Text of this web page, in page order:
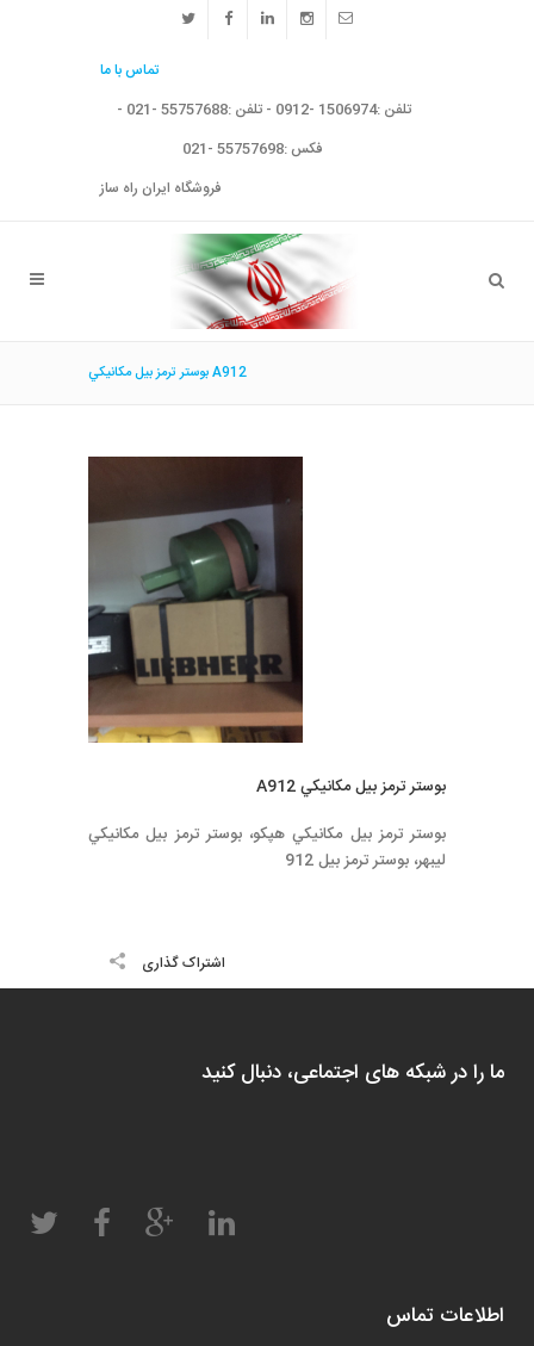
تماس با ما
تلفن :1506974 -0912 - تلفن :55757688 -021 -
فکس :55757698 -021
فروشگاه ایران راه ساز
بوستر ترمز بيل مكانيكي A912
بوستر ترمز بيل مكانيكي A912
بوستر ترمز بيل مكانيكي هپكو، بوستر ترمز بيل مكانيكي
ليبهر، بوستر ترمز بيل 912
اشتراک گذاری
ما را در شبکه های اجتماعی، دنبال کنید
اطلاعات تماس